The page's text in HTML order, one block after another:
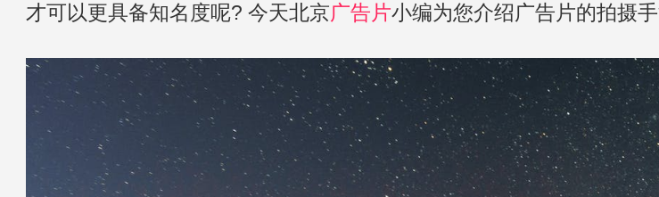
才可以更具备知名度呢? 今天北京广告片小编为您介绍广告片的拍摄手